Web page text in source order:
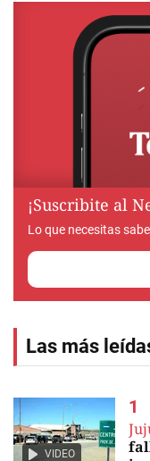
¡Suscribite al
Lo que necesitas
Las más
VIDEO